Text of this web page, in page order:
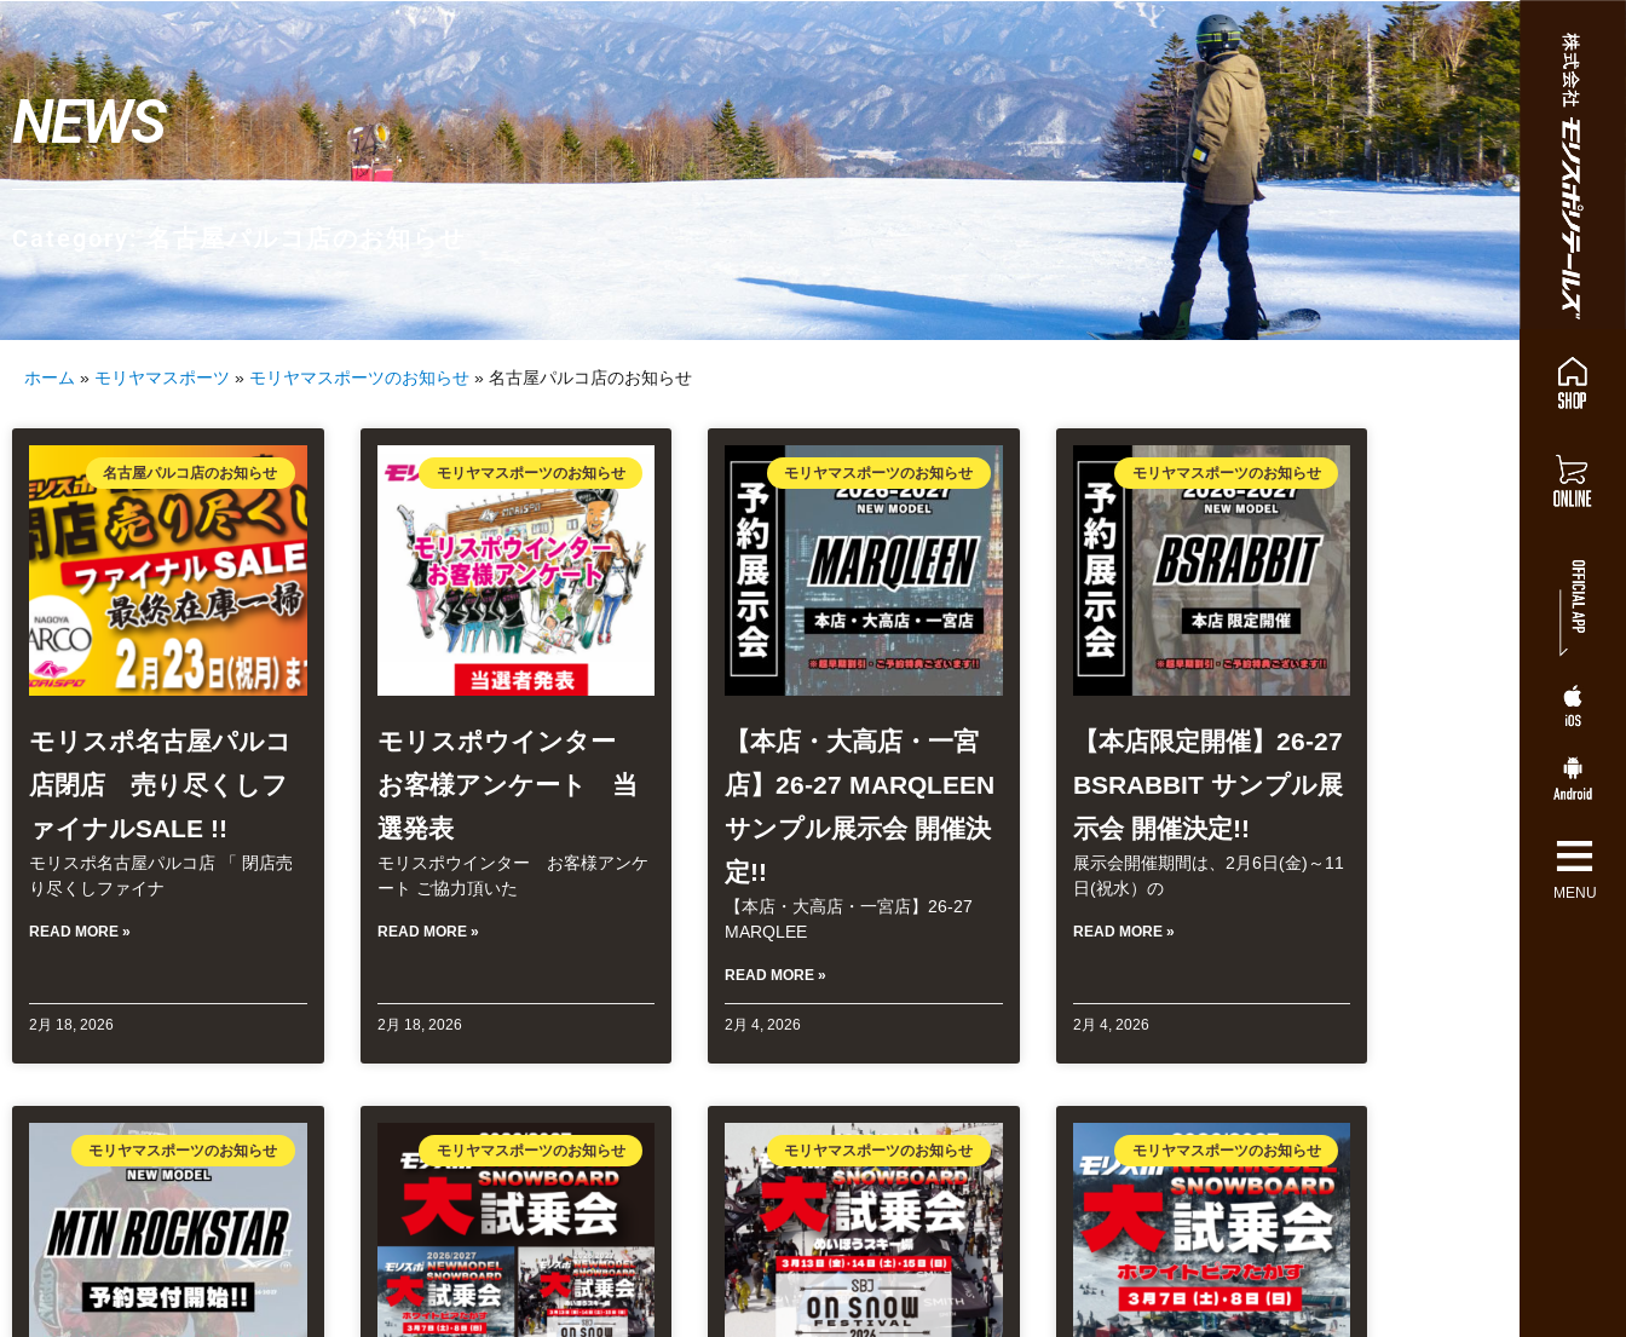
≡
MENU
NEWS
Category: 名古屋パルコ店のお知らせ
ホーム » モリヤマスポーツ » モリヤマスポーツのお知らせ » 名古屋パルコ店のお知らせ
名古屋パルコ店のお知らせ
モリスポ名古屋パルコ
店閉店 売り尽くしフ
ァイナルSALE !!
モリスポ名古屋パルコ店 「 閉店売
り尽くしファイナ
READ MORE »
2月 18, 2026
モリヤマスポーツのお知らせ
モリスポウインター
お客様アンケート 当
選発表
モリスポウインター お客様アンケ
ート ご協力頂いた
READ MORE »
2月 18, 2026
モリヤマスポーツのお知らせ
【本店・大高店・一宮
店】26-27 MARQLEEN
サンプル展示会 開催決
定!!
【本店・大高店・一宮店】26-27
MARQLEE
READ MORE »
2月 4, 2026
モリヤマスポーツのお知らせ
【本店限定開催】26-27
BSRABBIT サンプル展
示会 開催決定!!
展示会開催期間は、2月6日(金)～11
日(祝水）の
READ MORE »
2月 4, 2026
モリヤマスポーツのお知らせ モリヤマスポーツのお知らせ モリヤマスポーツのお知らせ モリヤマスポーツのお知らせ